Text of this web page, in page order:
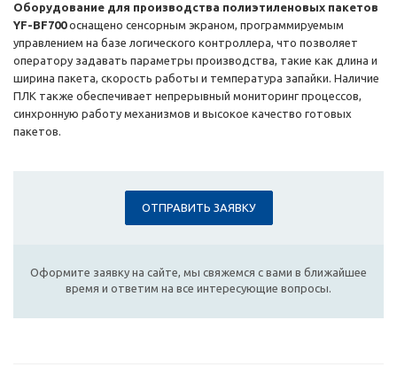
Оборудование для производства полиэтиленовых пакетов
YF-BF700оснащено сенсорным экраном, программируемым
управлением на базе логического контроллера, что позволяет
оператору задавать параметры производства, такие как длина и
ширина пакета, скорость работы и температура запайки. Наличие
ПЛК также обеспечивает непрерывный мониторинг процессов,
синхронную работу механизмов и высокое качество готовых
пакетов.
ОТПРАВИТЬ ЗАЯВКУ
Оформите заявку на сайте, мы свяжемся с вами в ближайшее
время и ответим на все интересующие вопросы.